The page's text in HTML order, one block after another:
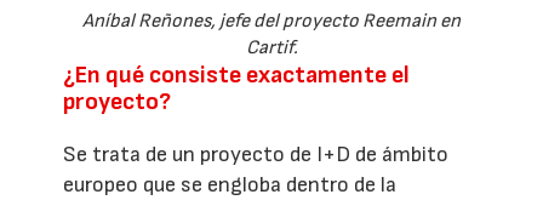
Aníbal Reñones, jefe del proyecto Reemain en
Cartif.
¿En qué consiste exactamente el
proyecto?
Se trata de un proyecto de I+D de ámbito
europeo que se engloba dentro de la